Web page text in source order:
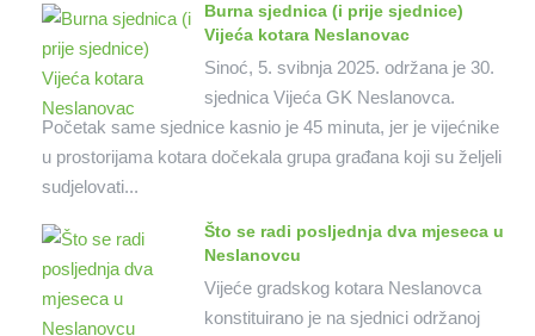
Burna sjednica (i prije sjednice)
Vijeća kotara Neslanovac
Sinoć, 5. svibnja 2025. održana je 30.
sjednica Vijeća GK Neslanovca.
Početak same sjednice kasnio je 45 minuta, jer je vijećnike
u prostorijama kotara dočekala grupa građana koji su željeli
sudjelovati...
Što se radi posljednja dva mjeseca u
Neslanovcu
Vijeće gradskog kotara Neslanovca
konstituirano je na sjednici održanoj